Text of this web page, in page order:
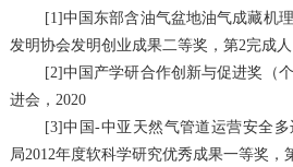
[1]中国东部含油气盆地油气成藏机
发明协会发明创业成果二等奖，第2完成人
[2]中国产学研合作创新与促进奖（
进会， 2020
[3]中国-中亚天然气管道运营安全
局2012年度软科学研究优秀成果一等奖，